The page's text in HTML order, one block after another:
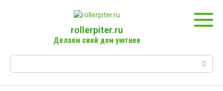
rollerpiter.ru
Делаем свой дом уютнее